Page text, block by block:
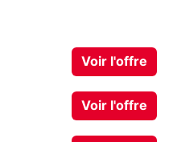
Voir l'offre
Voir l'offre